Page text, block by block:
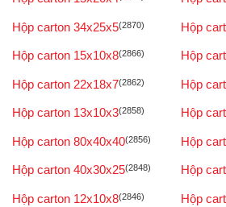
Hộp carton 34x25x5(2870) Hộp
Hộp carton 15x10x8(2866) Hộp
Hộp carton 22x18x7(2862) Hộp
Hộp carton 13x10x3(2858) Hộp
Hộp carton 80x40x40(2856) Hộp
Hộp carton 40x30x25(2848) Hộp
Hộp carton 12x10x8(2846) Hộp